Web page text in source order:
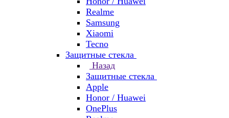
Realme
Samsung
Xiaomi
Tecno
Защитные стекла
Назад
Защитные стекла
Apple
Honor / Huawei
OnePlus